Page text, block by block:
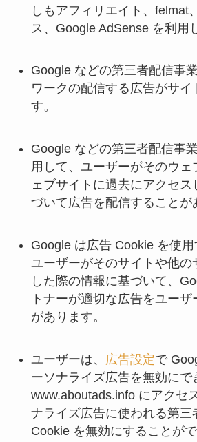
しもアフィリエイト、felmat
ス、Google AdSense を利用
Google などの第三者配信事
ワークの配信する広告がサイ
す。
Google などの第三者配信事
用して、ユーザーがそのウェ
ェブサイトに過去にアクセ
づいて広告を配信することが
Google は広告 Cookie を使用
ユーザーがそのサイトや他の
した際の情報に基づいて、
トナーが適切な広告をユーザ
があります。
ユーザーは、 広告設定で
ーソナライズ広告を無効にで
www.aboutads.info にアクセ
ナライズ広告に使われる第三
Cookie を無効にすることがで